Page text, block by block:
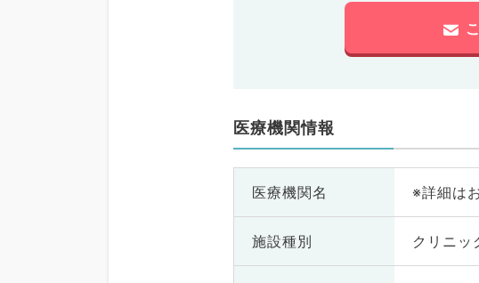
医療機関情報
医療機関名 ※詳細は
施設種別 クリニッ